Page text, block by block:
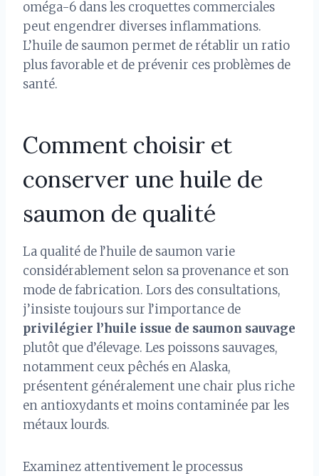
oméga-6 dans les croquettes commerciales
peut engendrer diverses inflammations.
L’huile de saumon permet de rétablir un ratio
plus favorable et de prévenir ces problèmes de
santé.
Comment choisir et
conserver une huile de
saumon de qualité
La qualité de l’huile de saumon varie
considérablement selon sa provenance et son
mode de fabrication. Lors des consultations,
j’insiste toujours sur l’importance de
privilégier l’huile issue de saumon sauvage
plutôt que d’élevage. Les poissons sauvages,
notamment ceux pêchés en Alaska,
présentent généralement une chair plus riche
en antioxydants et moins contaminée par les
métaux lourds.
Examinez attentivement le processus